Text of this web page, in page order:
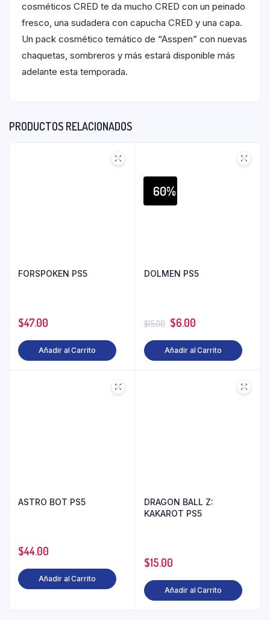
cosméticos CRED te da mucho CRED con un peinado
fresco, una sudadera con capucha CRED y una capa.
Un pack cosmético temático de “Asspen” con nuevas
chaquetas, sombreros y más estará disponible más
adelante esta temporada.
PRODUCTOS RELACIONADOS
FORSPOKEN PS5
$47.00
Añadir al Carrito
60%
DOLMEN PS5
$15.00 $6.00
Añadir al Carrito
ASTRO BOT PS5
$44.00
Añadir al Carrito
DRAGON BALL Z:
KAKAROT PS5
$15.00
Añadir al Carrito